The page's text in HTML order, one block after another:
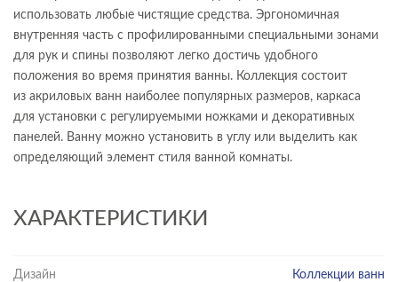
использовать любые чистящие средства. Эргономичная
внутренняя часть с профилированными специальными зонами
для рук и спины позволяют легко достичь удобного
положения во время принятия ванны. Коллекция состоит
из акриловых ванн наиболее популярных размеров, каркаса
для установки с регулируемыми ножками и декоративных
панелей. Ванну можно установить в углу или выделить как
определяющий элемент стиля ванной комнаты.
ХАРАКТЕРИСТИКИ
Дизайн Коллекции ванн